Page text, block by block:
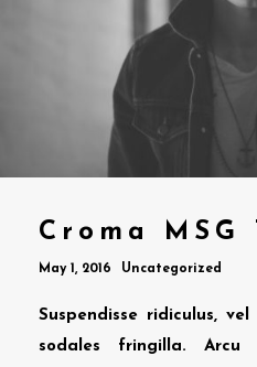
Croma MSG
May 1, 2016 Uncategorized
Suspendisse ridiculus,
sodales fringilla.